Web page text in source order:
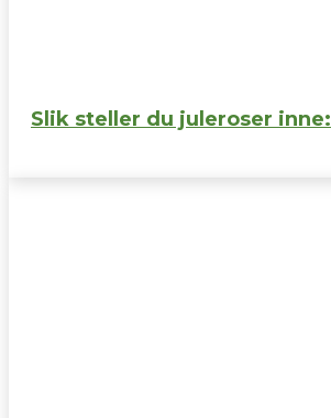
Slik steller du juleroser inne: